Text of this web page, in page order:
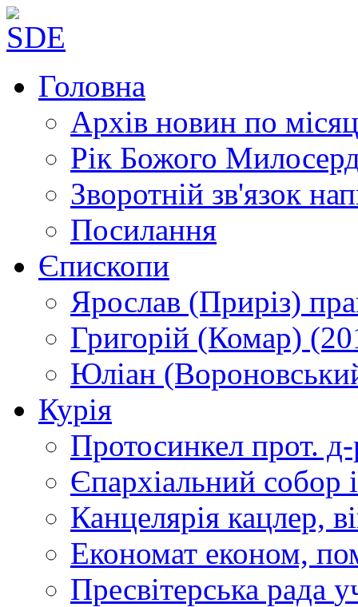
Головна
Архів новин по
Рік Божого
Зворотній зв'язок
Посилання
Єпископи
Ярослав (Приріз)
Григорій (Комар)
Юліан
Курія
Протосинкел прот.
Єпархіальний собор
Канцелярія кацлер,
Економат економ,
Пресвітерська рада